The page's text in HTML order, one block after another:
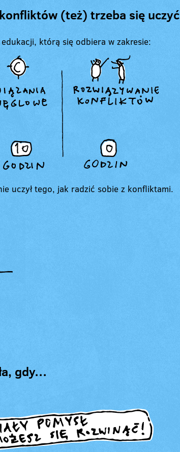
(też) trzeba się uczyć
którą się odbiera w zakresie:
uczył tego, jak radzić sobie z konfliktami.
gdy…